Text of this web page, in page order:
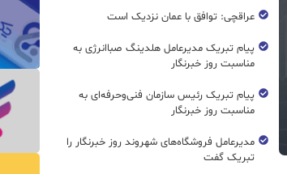
عراقچی: توافق با عمان نزدیک است
پیام تبریک مدیرعامل هلدینگ صباانرژی به
مناسبت روز خبرنگار
پیام تبریک رئیس سازمان فنی‌و‌حرفه‌ای به
مناسبت روز خبرنگار
مدیرعامل فروشگاه‌های شهروند روز خبرنگار را
تبریک گفت